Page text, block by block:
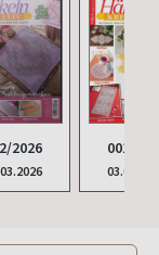
2026 001/